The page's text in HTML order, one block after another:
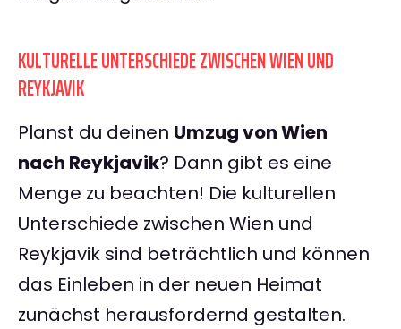
KULTURELLE UNTERSCHIEDE ZWISCHEN WIEN UND
REYKJAVIK
Planst du deinen Umzug von Wien
nach Reykjavik? Dann gibt es eine
Menge zu beachten! Die kulturellen
Unterschiede zwischen Wien und
Reykjavik sind beträchtlich und können
das Einleben in der neuen Heimat
zunächst herausfordernd gestalten.